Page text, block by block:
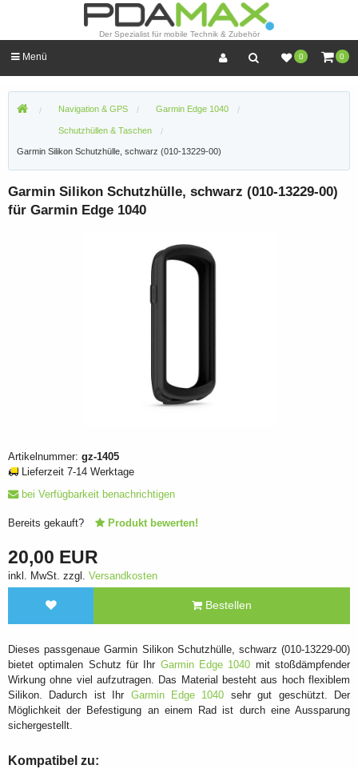
Der Spezialist für mobile Technik & Zubehör
0 0
Menü
Navigation & GPS Garmin Edge 1040
Schutzhüllen & Taschen
Garmin Silikon Schutzhülle, schwarz (010-13229-00)
Garmin Silikon Schutzhülle, schwarz (010-13229-00)
für Garmin Edge 1040
Artikelnummer: gz-1405
Lieferzeit 7-14 Werktage
bei Verfügbarkeit benachrichtigen
Bereits gekauft? Produkt bewerten!
20,00 EUR
inkl. MwSt. zzgl. Versandkosten
Bestellen
Dieses passgenaue Garmin Silikon Schutzhülle, schwarz (010-13229-00)
bietet optimalen Schutz für Ihr Garmin Edge 1040 mit stoßdämpfender
Wirkung ohne viel aufzutragen. Das Material besteht aus hoch flexiblem
Silikon. Dadurch ist Ihr Garmin Edge 1040 sehr gut geschützt. Der
Möglichkeit der Befestigung an einem Rad ist durch eine Aussparung
sichergestellt.
Kompatibel zu: